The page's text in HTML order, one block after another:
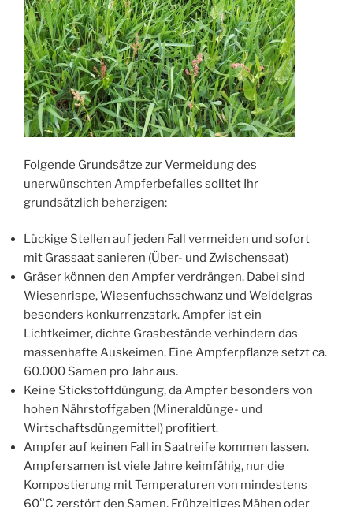
Folgende Grundsätze zur Vermeidung des
unerwünschten Ampferbefalles solltet Ihr
grundsätzlich beherzigen:
Lückige Stellen auf jeden Fall vermeiden und sofort
mit Grassaat sanieren (Über- und Zwischensaat)
Gräser können den Ampfer verdrängen. Dabei sind
Wiesenrispe, Wiesenfuchsschwanz und Weidelgras
besonders konkurrenzstark. Ampfer ist ein
Lichtkeimer, dichte Grasbestände verhindern das
massenhafte Auskeimen. Eine Ampferpflanze setzt ca.
60.000 Samen pro Jahr aus.
Keine Stickstoffdüngung, da Ampfer besonders von
hohen Nährstoffgaben (Mineraldünge- und
Wirtschaftsdüngemittel) profitiert.
Ampfer auf keinen Fall in Saatreife kommen lassen.
Ampfersamen ist viele Jahre keimfähig, nur die
Kompostierung mit Temperaturen von mindestens
60°C zerstört den Samen. Frühzeitiges Mähen oder